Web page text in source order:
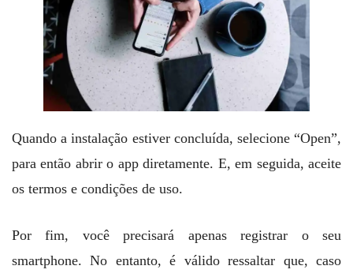
Quando a instalação estiver concluída, selecione “Open”,
para então abrir o app diretamente. E, em seguida, aceite
os termos e condições de uso.
Por fim, você precisará apenas registrar o seu
smartphone. No entanto, é válido ressaltar que, caso